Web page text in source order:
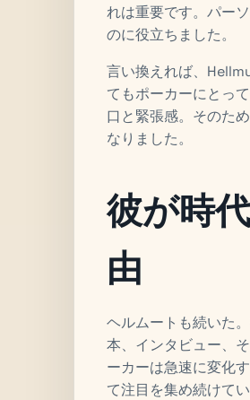
れは重要です。パー
のに役立ちました。
言い換えれば、
てもポーカーにとっ
口と緊張感。そのた
なりました。
彼が時
由
ヘルムートも続いた
本、インタビュー、
ーカーは急速に変化
て注目を集め続けて